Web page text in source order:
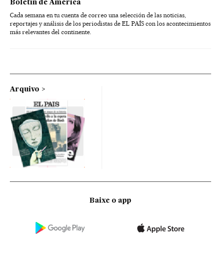
Boletín de América
Cada semana en tu cuenta de correo una selección de las noticias,
reportajes y análisis de los periodistas de EL PAÍS con los acontecimientos
más relevantes del continente.
Arquivo
Baixe o app